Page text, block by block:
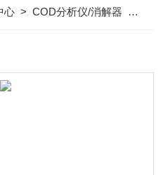
心 >COD分析仪/消解器